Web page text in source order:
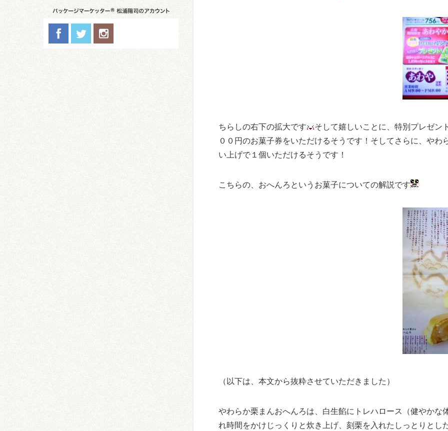
ちらしの右下の拡大です
そして嬉しいことに、特別プレゼン
００円のお菓子券をいただけるそうです！そしてさらに、や
い上げで１個いただけるそうです！
こちらの、おへんろというお菓子についての解説です
（以下は、本文から抜粋させていただきました）
やわらか栗まんおへんろは、白生餡にトレハロース（健やか
れ時間をかけじっくりと炊き上げ、刻栗を入れたしっとりと